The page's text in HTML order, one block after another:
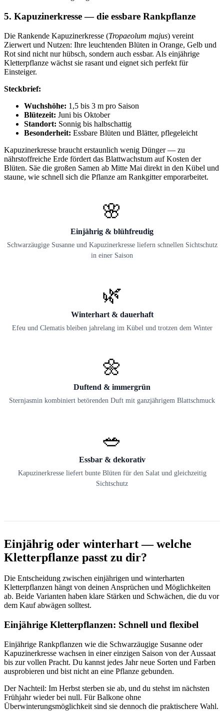
5. Kapuzinerkresse — die essbare Rankpflanze
Die Rankende Kapuzinerkresse (Tropaeolum majus) vereint
Zierwert und Nutzen: Ihre leuchtenden Blüten in Orange, Gelb und
Rot sind nicht nur hübsch, sondern auch essbar. Als einjährige
Kletterpflanze wächst sie rasant und eignet sich perfekt für
Einsteiger.
Steckbrief:
Wuchshöhe: 1,5 bis 3 m pro Saison
Blütezeit: Juni bis Oktober
Standort: Sonnig bis halbschattig
Besonderheit: Essbare Blüten und Blätter, pflegeleicht
Kapuzinerkresse braucht erstaunlich wenig Dünger — zu
nährstoffreiche Erde fördert das Blattwachstum auf Kosten der
Blüten. Säe die großen Samen ab Mitte Mai direkt in den Kübel und
staune, wie schnell sich die Pflanze am Rankgitter emporarbeitet.
🌸
Einjährig & blühfreudig
Schwarzäugige Susanne und Kapuzinerkresse liefern schnellen Sichtschutz
in einer Saison
🌿
Winterhart & dauerhaft
Efeu und Clematis bleiben jahrelang im Kübel und trotzen dem Winter
🌼
Duftend & immergrün
Sternjasmin kombiniert betörenden Duft mit ganzjährigem Blattschmuck
🥗
Essbar & dekorativ
Kapuzinerkresse liefert bunte Blüten für den Salat und gleichzeitig
Sichtschutz
Einjährig oder winterhart — welche
Kletterpflanze passt zu dir?
Die Entscheidung zwischen einjährigen und winterharten
Kletterpflanzen hängt von deinen Ansprüchen und Möglichkeiten
ab. Beide Varianten haben klare Stärken und Schwächen, die du vor
dem Kauf abwägen solltest.
Einjährige Kletterpflanzen: Schnell und flexibel
Einjährige Rankpflanzen wie die Schwarzäugige Susanne oder
Kapuzinerkresse wachsen in einer einzigen Saison von der Aussaat
bis zur vollen Pracht. Du kannst jedes Jahr neue Sorten und Farben
ausprobieren und bist nicht an eine Pflanze gebunden.
Der Nachteil: Im Herbst sterben sie ab, und du stehst im nächsten
Frühjahr wieder bei null. Für Balkone ohne
Überwinterungsmöglichkeit sind sie dennoch die praktischere Wahl.